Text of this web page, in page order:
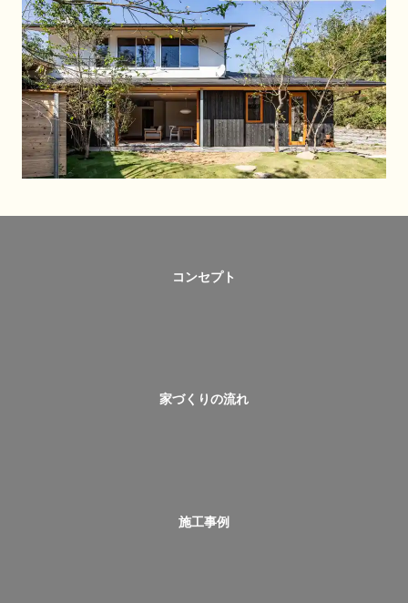
コンセプト
家づくりの流れ
施工事例